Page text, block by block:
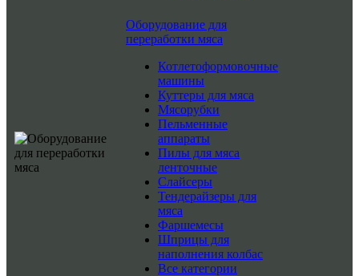
Оборудование для
переработки мяса
Котлетоформовочные
машины
Куттеры для мяса
Мясорубки
Пельменные
аппараты
Пилы для мяса
ленточные
Слайсеры
Тендерайзеры для
мяса
Фаршемесы
Шприцы для
наполнения колбас
Все категории